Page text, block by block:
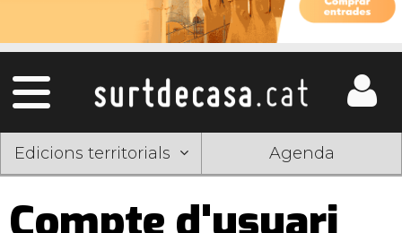
Edicions territorials Agenda
Pestanyes